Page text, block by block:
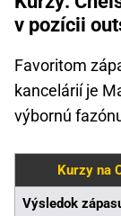
v pozícii
Favoritom
kancelárií je
výbornú
Kurzy na
Výsledok